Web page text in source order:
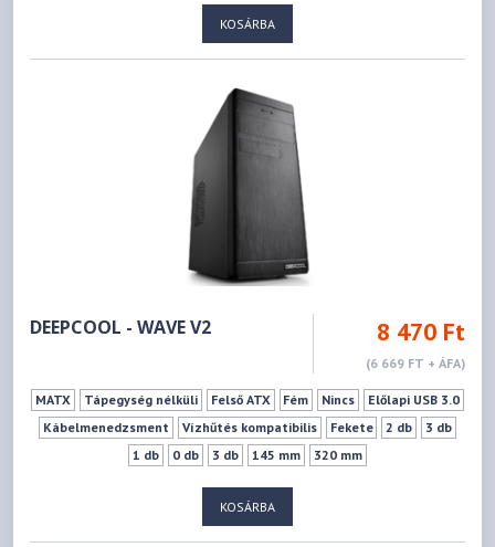
KOSÁRBA
DEEPCOOL - WAVE V2 8 470 Ft
(6 669 FT + ÁFA)
MATX Tápegység nélküli Felső ATX Fém Nincs
Előlapi USB 3.0
Kábelmenedzsment
Vízhűtés kompatibilis Fekete 2 db
3 db
1 db
0 db 3 db 145 mm 320 mm
KOSÁRBA